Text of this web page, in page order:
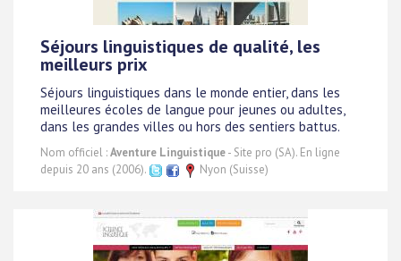
Séjours linguistiques de qualité, les
meilleurs prix
Séjours linguistiques dans le monde entier, dans les
meilleures écoles de langue pour jeunes ou adultes,
dans les grandes villes ou hors des sentiers battus.
Nom officiel :Aventure Linguistique- Site pro (SA). En ligne
depuis 20 ans (2006).
Nyon (Suisse)